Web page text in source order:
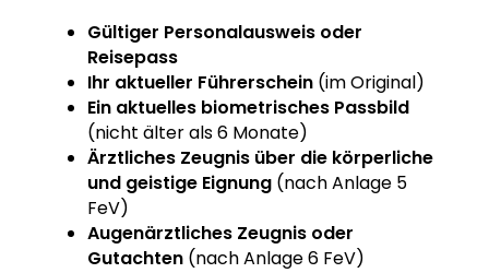
Gültiger Personalausweis oder
Reisepass
Ihr aktueller Führerschein (im Original)
Ein aktuelles biometrisches Passbild
(nicht älter als 6 Monate)
Ärztliches Zeugnis über die körperliche
und geistige Eignung (nach Anlage 5
FeV)
Augenärztliches Zeugnis oder
Gutachten (nach Anlage 6 FeV)